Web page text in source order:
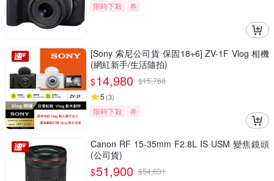
限時下殺
券
[Sony 索尼公司貨 保固18+6] ZV-1F Vlog 相機
(網紅新手/生活隨拍)
$14,980 $15,768
5 (3)
限時下殺 券
Canon RF 15-35mm F2.8L IS USM 變焦鏡頭
(公司貨)
$51,900 $54,631